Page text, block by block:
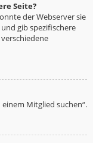
Seite?
der Webserver sie
gib spezifischere
einem Mitglied suchen“.